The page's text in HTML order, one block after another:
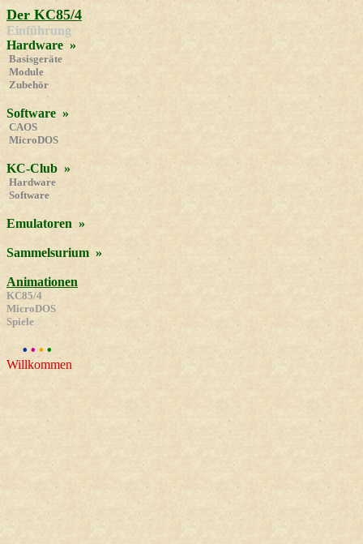
Der KC85/4
Einführung
Hardware »
Basisgeräte
Module
Zubehör
Software »
CAOS
MicroDOS
KC-Club »
Hardware
Software
Emulatoren »
Sammelsurium »
Animationen
KC85/4
MicroDOS
Spiele
•• • •
Willkommen